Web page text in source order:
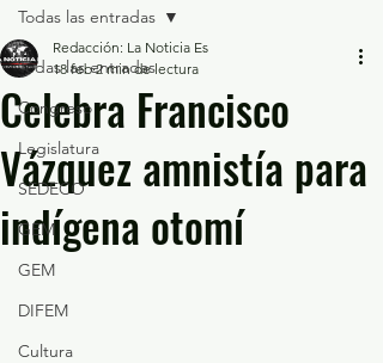
Todas las entradas
Congreso
Legislatura
SEDECO
GEM
GEM
DIFEM
Cultura
Todas las entradas
Celebra Francisco
Vázquez amnistía para
indígena otomí
Redacción: La Noticia Es
18 feb 2 min de lectura